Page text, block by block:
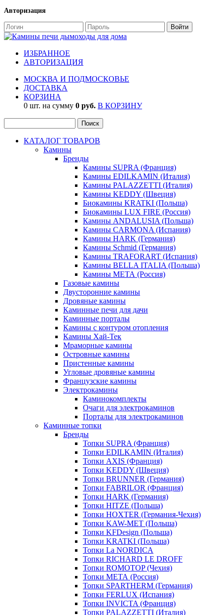
Авторизация
ИЗБРАННОЕ
АВТОРИЗАЦИЯ
МОСКВА И ПОДМОСКОВЬЕ
ДОСТАВКА
КОРЗИНА
0 шт. на сумму 0 руб. В КОРЗИНУ
КАТАЛОГ ТОВАРОВ
Камины
Бренды
Камины SUPRA (Франция)
Камины EDILKAMIN (Италия)
Камины PALAZZETTI (Италия)
Камины KEDDY (Швеция)
Биокамины KRATKI (Польша)
Биокамины LUX FIRE (Россия)
Камины ANDALUSIA (Польша)
Камины CARMONA (Испания)
Камины HARK (Германия)
Камины Schmid (Германия)
Камины TRAFORART (Испания)
Камины BELLA ITALIA (Польша)
Камины МЕТА (Россия)
Газовые камины
Двусторонние камины
Дровяные камины
Каминные печи для дачи
Каминные порталы
Камины с контуром отопления
Камины Хай-Тек
Мраморные камины
Островные камины
Пристенные камины
Угловые дровяные камины
Французские камины
Электрокамины
Каминокомплекты
Очаги для электрокаминов
Порталы для электрокаминов
Каминные топки
Бренды
Топки SUPRA (Франция)
Топки EDILKAMIN (Италия)
Топки AXIS (Франция)
Топки KEDDY (Швеция)
Топки BRUNNER (Германия)
Топки FABRILOR (Франция)
Топки HARK (Германия)
Топки HITZE (Польша)
Топки HOXTER (Германия-Чехия)
Топки KAW-MET (Польша)
Топки KFDesign (Польша)
Топки KRATKI (Польша)
Топки La NORDICA
Топки RICHARD LE DROFF
Топки ROMOTOP (Чехия)
Топки МЕТА (Россия)
Топки SPARTHERM (Германия)
Топки FERLUX (Испания)
Топки INVICTA (Франция)
Топки PALAZZETTI (Италия)